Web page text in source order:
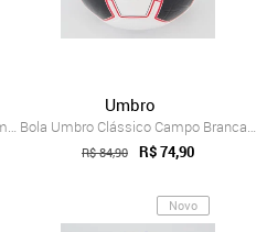
Bola Penalty MAG11A R2 XXVI Campo
Umbro
Bola Umbro Clássico Campo Branca e Preta
R$ 84,90 R$ 74,90
Novo